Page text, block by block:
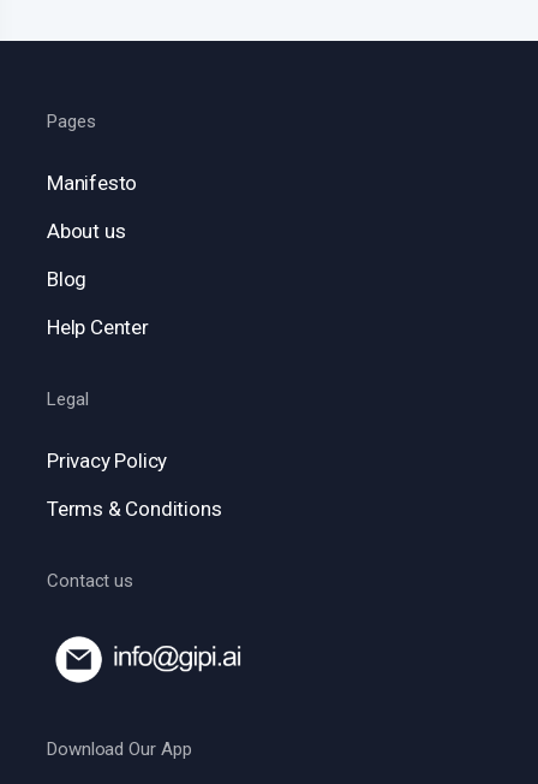
Pages
Manifesto
About us
Blog
Help Center
Legal
Privacy Policy
Terms & Conditions
Contact us
Download Our App